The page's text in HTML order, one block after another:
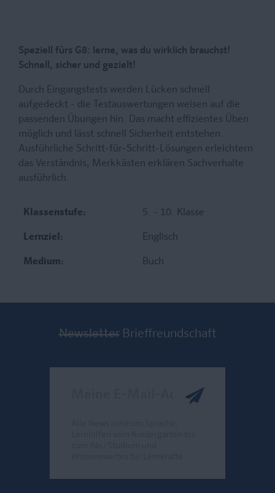
Speziell fürs G8: lerne, was du wirklich brauchst!
Schnell, sicher und gezielt!
Durch Eingangstests werden Lücken schnell
aufgedeckt - die Testauswertungen weisen auf die
passenden Übungen hin. Das macht effizientes Üben
möglich und lässt schnell Sicherheit entstehen.
Ausführliche Schritt-für-Schritt-Lösungen erleichtern
das Verständnis, Merkkästen erklären Sachverhalte
ausführlich.
Klassenstufe: 5. - 10. Klasse
Lernziel: Englisch
Medium: Buch
Newsletter Brieffreundschaft